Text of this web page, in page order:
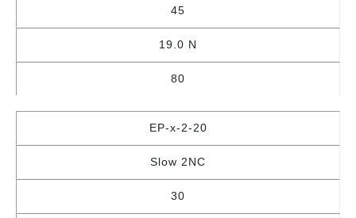
45
19.0 N
80
EP-x-2-20
Slow 2NC
30